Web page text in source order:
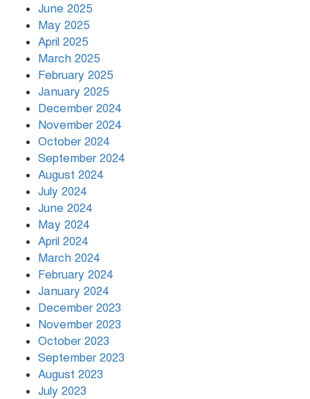
June 2025
May 2025
April 2025
March 2025
February 2025
January 2025
December 2024
November 2024
October 2024
September 2024
August 2024
July 2024
June 2024
May 2024
April 2024
March 2024
February 2024
January 2024
December 2023
November 2023
October 2023
September 2023
August 2023
July 2023